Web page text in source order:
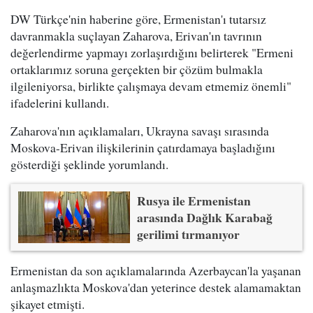
DW Türkçe'nin haberine göre, Ermenistan'ı tutarsız
davranmakla suçlayan Zaharova, Erivan'ın tavrının
değerlendirme yapmayı zorlaşırdığını belirterek "Ermeni
ortaklarımız soruna gerçekten bir çözüm bulmakla
ilgileniyorsa, birlikte çalışmaya devam etmemiz önemli"
ifadelerini kullandı.
Zaharova'nın açıklamaları, Ukrayna savaşı sırasında
Moskova-Erivan ilişkilerinin çatırdamaya başladığını
gösterdiği şeklinde yorumlandı.
Rusya ile Ermenistan
arasında Dağlık Karabağ
gerilimi tırmanıyor
Ermenistan da son açıklamalarında Azerbaycan'la yaşanan
anlaşmazlıkta Moskova'dan yeterince destek alamamaktan
şikayet etmişti.